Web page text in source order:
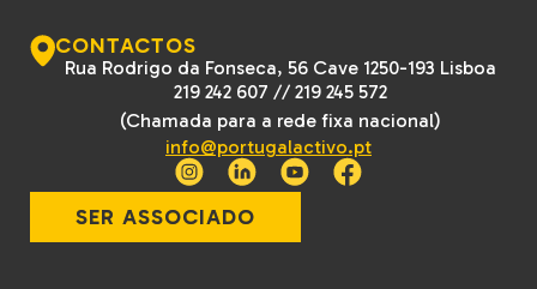
CONTACTOS
Rua Rodrigo da Fonseca, 56 Cave 1250-193 Lisboa
219 242 607 //219 245 572
(Chamada para a rede fixa nacional)
info@portugalactivo.pt
SER ASSOCIADO